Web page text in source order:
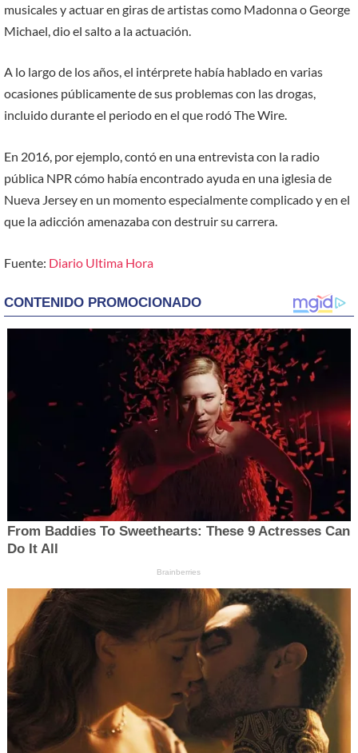
musicales y actuar en giras de artistas como Madonna o George
Michael, dio el salto a la actuación.
A lo largo de los años, el intérprete había hablado en varias
ocasiones públicamente de sus problemas con las drogas,
incluido durante el periodo en el que rodó The Wire.
En 2016, por ejemplo, contó en una entrevista con la radio
pública NPR cómo había encontrado ayuda en una iglesia de
Nueva Jersey en un momento especialmente complicado y en el
que la adicción amenazaba con destruir su carrera.
Fuente: Diario Ultima Hora